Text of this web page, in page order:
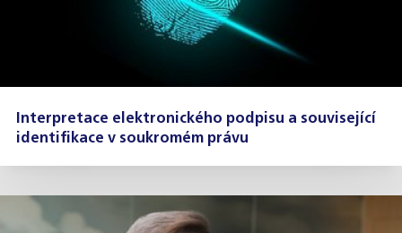
Interpretace elektronického podpisu a související
identifikace v soukromém právu